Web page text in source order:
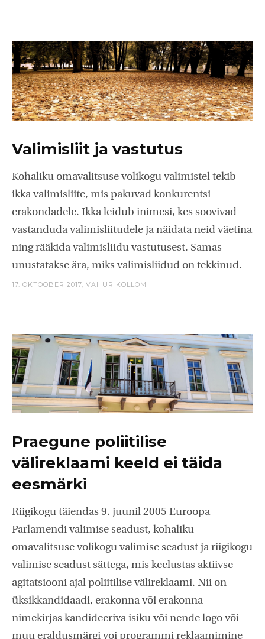
Valimisliit ja vastutus
Kohaliku omavalitsuse volikogu valimistel tekib
ikka valimisliite, mis pakuvad konkurentsi
erakondadele. Ikka leidub inimesi, kes soovivad
vastanduda valimisliitudele ja näidata neid väetina
ning rääkida valimisliidu vastutusest. Samas
unustatakse ära, miks valimisliidud on tekkinud.
17. OKTOOBER 2017, VAHUR KOLLOM
Praegune poliitilise
välireklaami keeld ei täida
eesmärki
Riigikogu täiendas 9. juunil 2005 Euroopa
Parlamendi valimise seadust, kohaliku
omavalitsuse volikogu valimise seadust ja riigikogu
valimise seadust sättega, mis keelustas aktiivse
agitatsiooni ajal poliitilise välireklaami. Nii on
üksikkandidaadi, erakonna või erakonna
nimekirjas kandideeriva isiku või nende logo või
muu eraldusmärgi või programmi reklaamimine